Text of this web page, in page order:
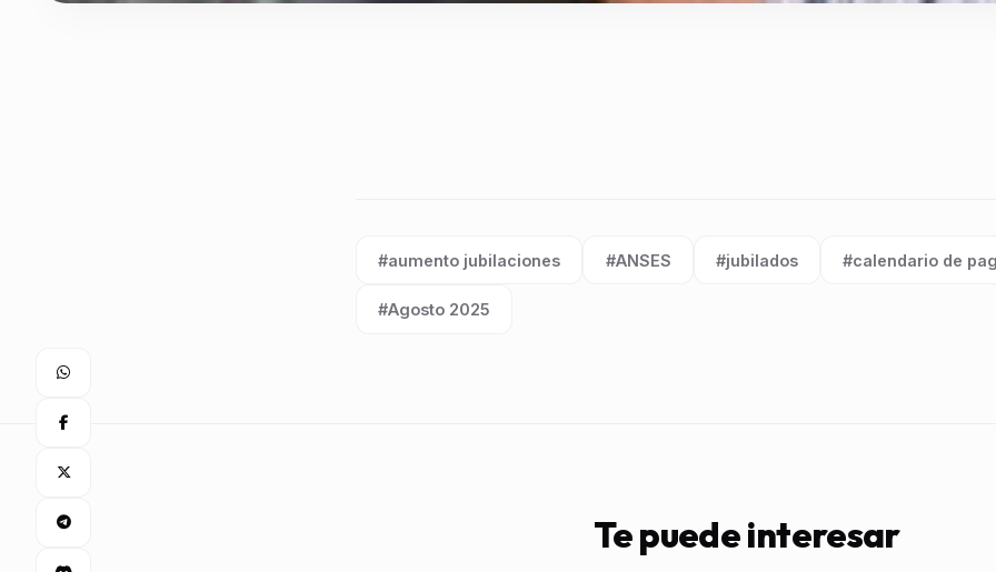
Etiqueta:
#aumento jubilaciones
Etiqueta:
#ANSES
Etiqueta:
#jubilados
Etiqueta:
#calendario de
Etiqueta:
#Agosto 2025
Te puede interesar